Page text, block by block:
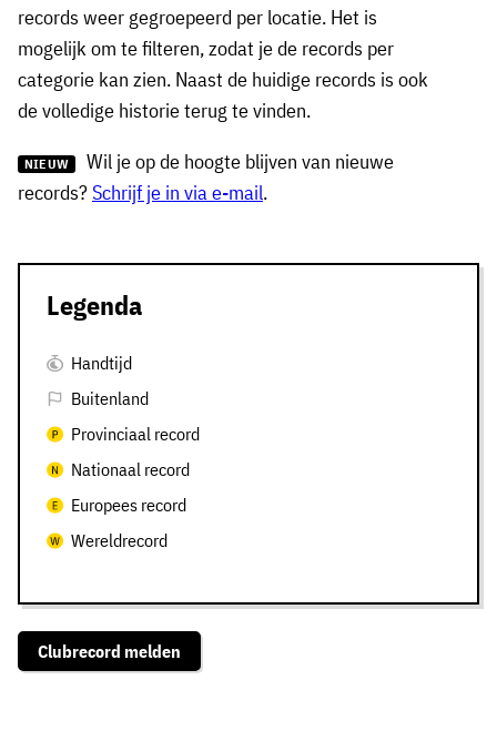
records weer gegroepeerd per locatie. Het is
mogelijk om te filteren, zodat je de records per
categorie kan zien. Naast de huidige records is ook
de volledige historie terug te vinden.
NIEUW
Wil je op de hoogte blijven van nieuwe
records? Schrijf je in via e-mail.
Legenda
Handtijd
Buitenland
Provinciaal record
Nationaal record
Europees record
Wereldrecord
Clubrecord melden